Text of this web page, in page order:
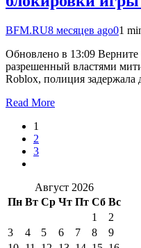
BFM.RU8 месяцев ago01
Обновлено в 13:09
разрешенный властями
Roblox, полиция задержала
Read More
1
2
3
Август 2026
Пн Вт Ср Чт Пт Сб Вс
1
2
3
4 5 6 7 8
9